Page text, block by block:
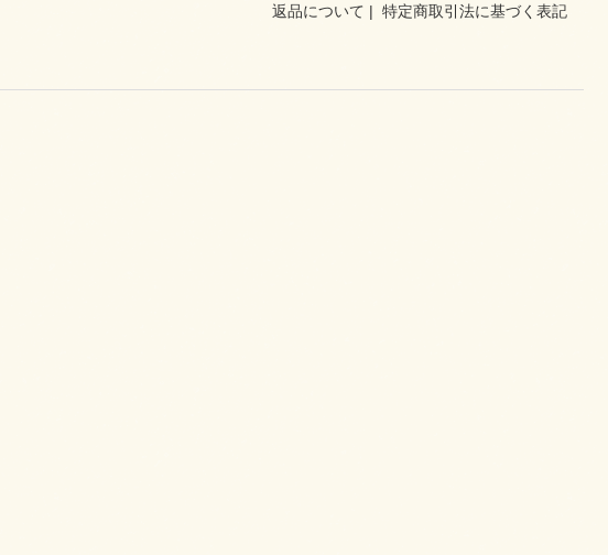
返品について | 特定商取引法に基づく表記